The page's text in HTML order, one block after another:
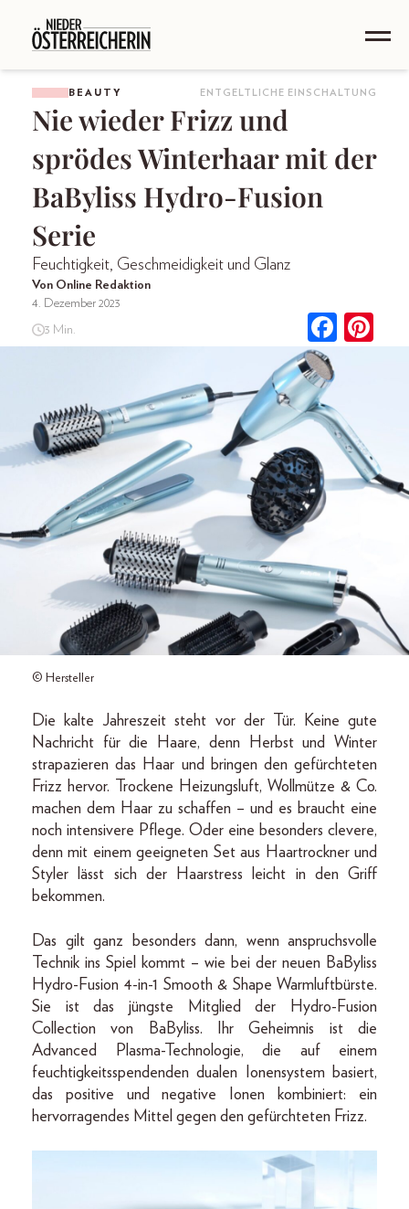
BEAUTY ENTGELTLICHE EINSCHALTUNG
Nie wieder Frizz und
sprödes Winterhaar mit der
BaByliss Hydro-Fusion
Serie
Feuchtigkeit, Geschmeidigkeit und Glanz
Von Online Redaktion
4. Dezember 2023
3 Min.
© Hersteller
Die kalte Jahreszeit steht vor der Tür. Keine gute
Nachricht für die Haare, denn Herbst und Winter
strapazieren das Haar und bringen den gefürchteten
Frizz hervor. Trockene Heizungsluft, Wollmütze & Co.
machen dem Haar zu schaffen – und es braucht eine
noch intensivere Pflege. Oder eine besonders clevere,
denn mit einem geeigneten Set aus Haartrockner und
Styler lässt sich der Haarstress leicht in den Griff
bekommen.
Das gilt ganz besonders dann, wenn anspruchsvolle
Technik ins Spiel kommt – wie bei der neuen BaByliss
Hydro-Fusion 4-in-1 Smooth & Shape Warmluftbürste.
Sie ist das jüngste Mitglied der Hydro-Fusion
Collection von BaByliss. Ihr Geheimnis ist die
Advanced Plasma-Technologie, die auf einem
feuchtigkeitsspendenden dualen Ionensystem basiert,
das positive und negative Ionen kombiniert: ein
hervorragendes Mittel gegen den gefürchteten Frizz.